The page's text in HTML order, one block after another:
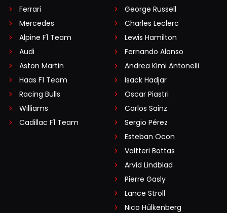
Ferrari
Mercedes
Alpine F1 Team
Audi
Aston Martin
Haas F1 Team
Racing Bulls
Williams
Cadillac F1 Team
George Russell
Charles Leclerc
Lewis Hamilton
Fernando Alonso
Andrea Kimi Antonelli
Isack Hadjar
Oscar Piastri
Carlos Sainz
Sergio Pérez
Esteban Ocon
Valtteri Bottas
Arvid Lindblad
Pierre Gasly
Lance Stroll
Nico Hülkenberg